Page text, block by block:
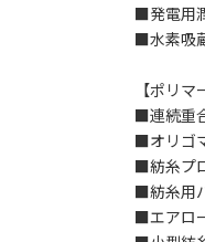
■発電
■水素吸
【ポリマ
■連続
■オリ
■紡糸
■紡糸
■エ